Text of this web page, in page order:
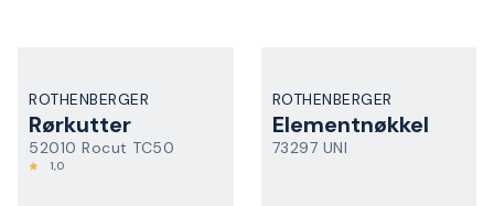
ROTHENBERGER
Rørkutter
52010 Rocut TC50
1,0
ROTHENBERGER
Elementnøkkel
73297 UNI